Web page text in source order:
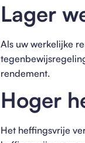
Lager
Als uw werkelijke
rendement.
Hoger
Het heffingsvrije